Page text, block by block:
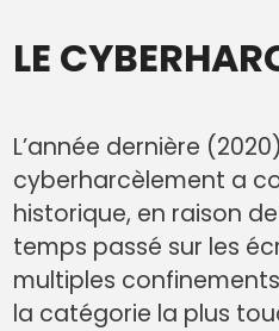
LE
L’année dernière
cyberharcèlement a
historique, en raison
temps passé sur les
multiples
la catégorie la plus